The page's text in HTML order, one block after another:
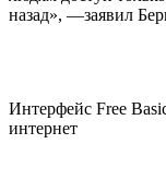
назад», —заявил
Интерфейс Free
интернет